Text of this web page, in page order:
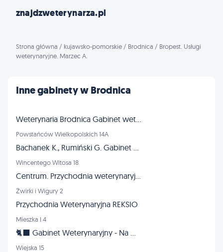
znajdzweterynarza.pl
Strona główna / kujawsko-pomorskie / Brodnica / Bropest. Usługi
weterynaryjne. Marzec A.
Inne gabinety w Brodnica
Weterynaria Brodnica Gabinet weterynaryjny Brodnica
Powstańców Wielkopolskich 14A
Bachanek K., Rumiński G. Gabinet weterynaryjny
Wincentego Witosa 18
Centrum. Przychodnia weterynaryjna. Stachowiak M.
Żwirki i Wigury 2
Przychodnia Weterynaryjna REKSIO
Mieszka I 4
🐈‍⬛ Gabinet Weterynaryjny - Na Wiejskiej - lek.wet. Marcin Marciniak
Wiejska 15